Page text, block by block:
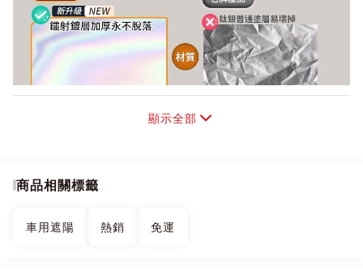
顯示全部
商品相關標籤
車用遮陽 熱銷 免運